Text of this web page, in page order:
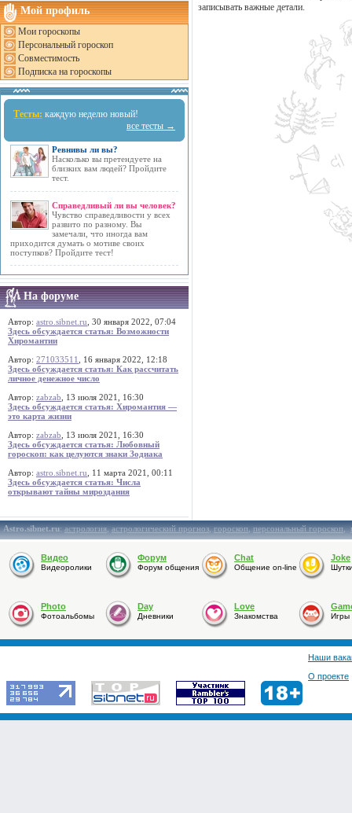
Мой профиль
Мои гороскопы
Персональный гороскоп
Совместимость
Подписка на гороскопы
Тесты: каждую неделю новый!
все тесты →
Ревнивы ли вы?
Насколько вы претендуете на
близких вам людей? Пройдите
тест.
Справедливый ли вы человек?
Чувство справедливости у всех
развито по разному. Вы
замечали, что иногда вам
приходится думать о мотиве своих
поступков? Пройдите тест!
На форуме
Автор: astro.sibnet.ru , 30 января 2022, 07:04
Здесь обсуждается статья: Возможности
Хиромантии
Автор: 271033511
, 16 января 2022, 12:18
Здесь обсуждается статья: Как рассчитать
личное денежное число
Автор: zabzab , 13 июля 2021, 16:30
Здесь обсуждается статья: Хиромантия —
это карта жизни
Автор: zabzab , 13 июля 2021, 16:30
Здесь обсуждается статья: Любовный
гороскоп: как целуются знаки Зодиака
Автор: astro.sibnet.ru , 11 марта 2021, 00:11
Здесь обсуждается статья: Числа
открывают тайны мироздания
записывать важные детали.
Astro.sibnet.ru:астрология,астрологический прогноз,гороскоп,персональный гороскоп,
Видео
Видеоролики
Форум
Форум общения
Chat
Общение on-line
Joke
Photo
Фотоальбомы
Day
Дневники
Love
Знакомства Игры
Наши
О проекте